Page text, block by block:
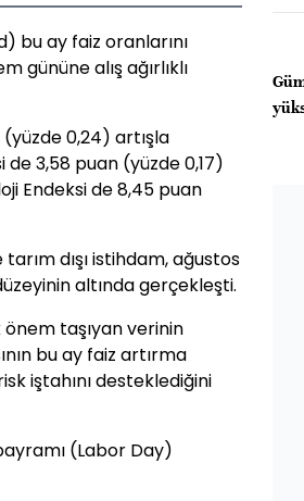
bu ay faiz oranlarını
gününe alış ağırlıklı
(yüzde 0,24) artışla
de 3,58 puan (yüzde 0,17)
Endeksi de 8,45 puan
dışı istihdam, ağustos
altında gerçekleşti.
önem taşıyan verinin
bu ay faiz artırma
iştahını desteklediğini
(Labor Day)